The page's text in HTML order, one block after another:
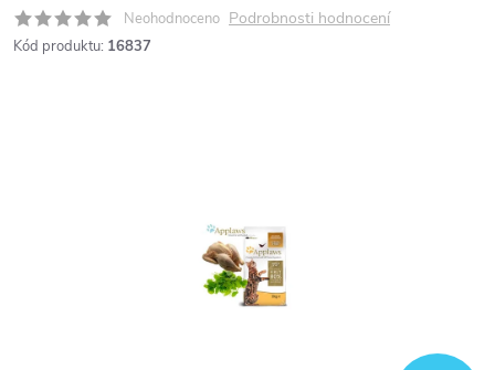
Neohodnoceno Podrobnosti hodnocení
Kód produktu: 16837